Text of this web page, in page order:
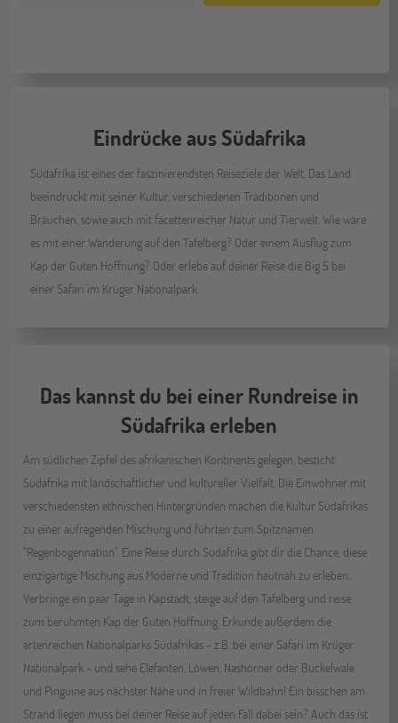
Eindrücke aus Südafrika
Südafrika ist eines der faszinierendsten Reiseziele der Welt. Das Land
beeindruckt mit seiner Kultur, verschiedenen Traditionen und
Bräuchen, sowie auch mit facettenreicher Natur und Tierwelt. Wie wäre
es mit einer Wanderung auf den Tafelberg? Oder einem Ausflug zum
Kap der Guten Hoffnung? Oder erlebe auf deiner Reise die Big 5 bei
einer Safari im Krüger Nationalpark.
Das kannst du bei einer Rundreise in
Südafrika erleben
Am südlichen Zipfel des afrikanischen Kontinents gelegen, besticht
Südafrika mit landschaftlicher und kultureller Vielfalt. Die Einwohner mit
verschiedensten ethnischen Hintergründen machen die Kultur Südafrikas
zu einer aufregenden Mischung und führten zum Spitznamen
"Regenbogennation". Eine Reise durch Südafrika gibt dir die Chance, diese
einzigartige Mischung aus Moderne und Tradition hautnah zu erleben.
Verbringe ein paar Tage in Kapstadt, steige auf den Tafelberg und reise
zum berühmten Kap der Guten Hoffnung. Erkunde außerdem die
artenreichen Nationalparks Südafrikas - z.B. bei einer Safari im Krüger
Nationalpark - und sehe Elefanten, Löwen, Nashörner oder Buckelwale
und Pinguine aus nächster Nähe und in freier Wildbahn! Ein bisschen am
Strand liegen muss bei deiner Reise auf jeden Fall dabei sein? Auch das ist